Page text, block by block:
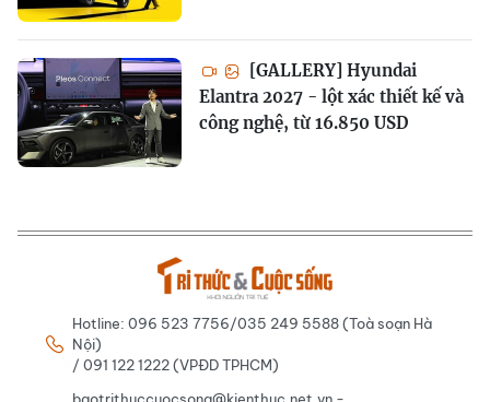
[GALLERY] Hyundai
Elantra 2027 - lột xác thiết kế và
công nghệ, từ 16.850 USD
Hotline: 096 523 7756/035 249 5588 (Toà soạn Hà
Nội)
/ 091 122 1222 (VPĐD TPHCM)
baotrithuccuocsong@kienthuc.net.vn -